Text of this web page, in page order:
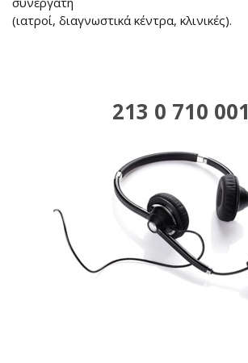
(ιατροί, διαγνωστικά κέντρα, κλινικές).
213 0 710 001